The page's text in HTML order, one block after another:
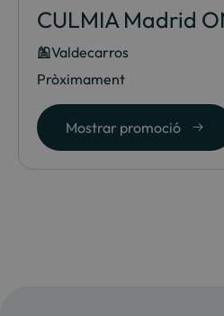
CULMIA Madrid
Valdecarros
Pròximament
Mostrar promoció